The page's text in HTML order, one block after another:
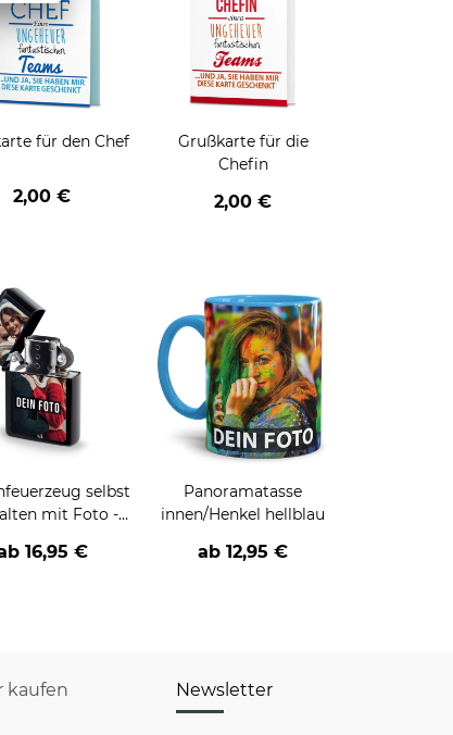
für den Chef
2,00 €
Grußkarte für die
Chefin
2,00 €
selbst
mit Foto -
16,95 €
Panoramatasse
innen/Henkel hellblau
ab12,95 €
kaufen Newsletter